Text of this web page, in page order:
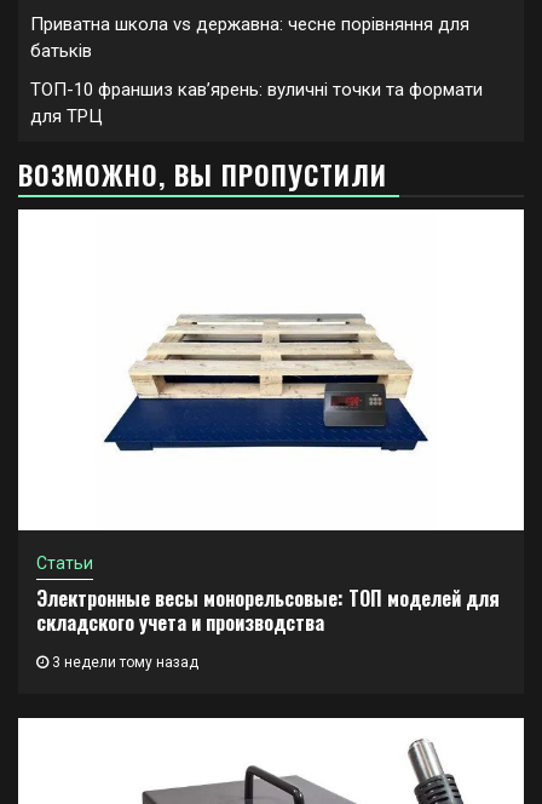
Приватна школа vs державна: чесне порівняння для
батьків
ТОП-10 франшиз кавʼярень: вуличні точки та формати
для ТРЦ
ВОЗМОЖНО, ВЫ ПРОПУСТИЛИ
Статьи
Электронные весы монорельсовые: ТОП моделей для
складского учета и производства
3 недели тому назад